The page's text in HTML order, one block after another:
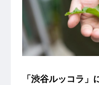
「渋谷ルッコラ」